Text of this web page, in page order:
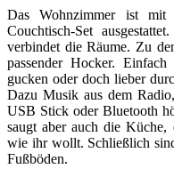
Das Wohnzimmer ist mit
Couchtisch-Set
verbindet die Räume. Zu
passender Hocker.
gucken oder doch lieber
Dazu Musik aus dem
USB Stick oder Bluetooth
saugt aber auch die Küche,
wie ihr wollt. Schließlich
Fußböden.